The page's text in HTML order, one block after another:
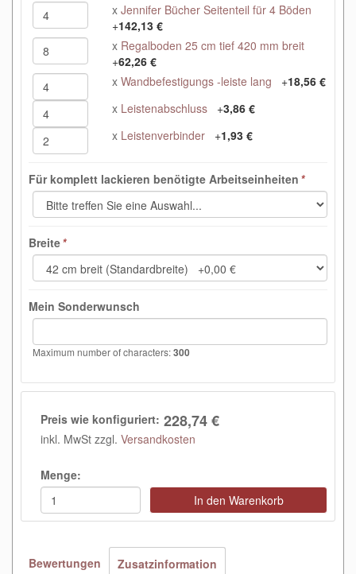
xJennifer Bücher Seitenteil für 4 Böden
+142,13 €
x Regalboden 25 cm tief 420 mm breit
+62,26 €
xWandbefestigungs -leiste lang +18,56 €
x Leistenabschluss +3,86 €
x Leistenverbinder +1,93 €
Für komplett lackieren benötigte Arbeitseinheiten *
Breite*
Mein Sonderwunsch
Maximum number of characters:300
Preis wie konfiguriert: 228,74 €
inkl. MwSt zzgl. Versandkosten
Menge:
In den Warenkorb
Bewertungen Zusatzinformation